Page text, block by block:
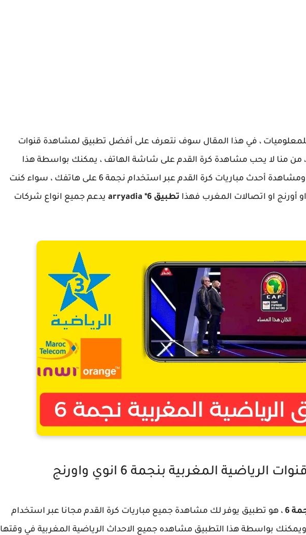
للمعلوميات ، في هذا المقال سوف نتعرف على أفضل تطبيق لمشاهدة قنوات
متابعة ومشاهدة أحدث مباريات كرة القدم عبر استخدام نجمة 6 على هاتفك ، سواء كنت
أورنج او اتصالات المغرب فهذا تطبيق arryadia *6
يدعم جميع انواع شركات
المغربية بنجمة 6 انوي واورنج
6
، هو تطبيق يوفر لك مشاهدة جميع مباريات كرة القدم مجانا عبر استخدام
هاتفك ، ويمكنك بواسطة هذا التطبيق مشاهده جميع الاحداث الرياضية المغربية في وقتها